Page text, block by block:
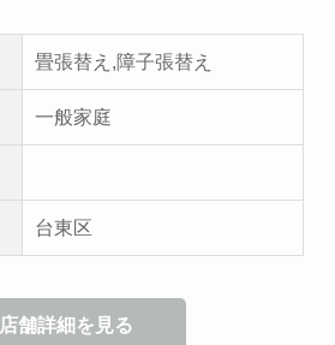
畳張替え,障子張替え
一般家庭
台東区
店舗詳細を見る